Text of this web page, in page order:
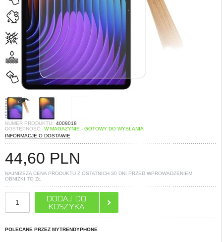
NUMER PRODUKTU: 4009018
DOSTĘPNOŚĆ: W MAGAZYNIE - GOTOWY DO WYSŁANIA
INFORMACJE O DOSTAWIE
44,60 PLN
NAJNIŻSZA CENA PRODUKTU Z OSTATNICH 30 DNI PRZED WPROWADZENIEM
OBNIŻKI TO ZŁ
POLECANE PRZEZ MYTRENDYPHONE